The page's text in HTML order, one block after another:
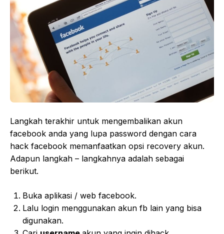
Langkah terakhir untuk mengembalikan akun
facebook anda yang lupa password dengan cara
hack facebook memanfaatkan opsi recovery akun.
Adapun langkah – langkahnya adalah sebagai
berikut.
Buka aplikasi / web facebook.
Lalu login menggunakan akun fb lain yang bisa
digunakan.